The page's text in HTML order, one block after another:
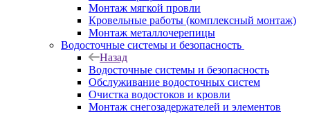
Монтаж мягкой провли
Кровельные работы (комплексный монтаж)
Монтаж металлочерепицы
Водосточные системы и безопасность
Назад
Водосточные системы и безопасность
Обслуживание водосточных систем
Очистка водостоков и кровли
Монтаж снегозадержателей и элементов